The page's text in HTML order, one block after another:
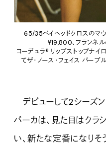
65/35ベイヘッドクロスのマ
￥19,800、フランネ
コーデュラ® リップストップナイ
てザ・ノース・フェイス パー
デビューして2シーズン
パーカは、見た目はクラ
い、新たな定番になりそ